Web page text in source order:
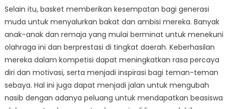
Selain itu, basket memberikan kesempatan bagi generasi
muda untuk menyalurkan bakat dan ambisi mereka. Banyak
anak-anak dan remaja yang mulai berminat untuk menekuni
olahraga ini dan berprestasi di tingkat daerah. Keberhasilan
mereka dalam kompetisi dapat meningkatkan rasa percaya
diri dan motivasi, serta menjadi inspirasi bagi teman-teman
sebaya. Hal ini juga dapat menjadi jalan untuk mengubah
nasib dengan adanya peluang untuk mendapatkan beasiswa